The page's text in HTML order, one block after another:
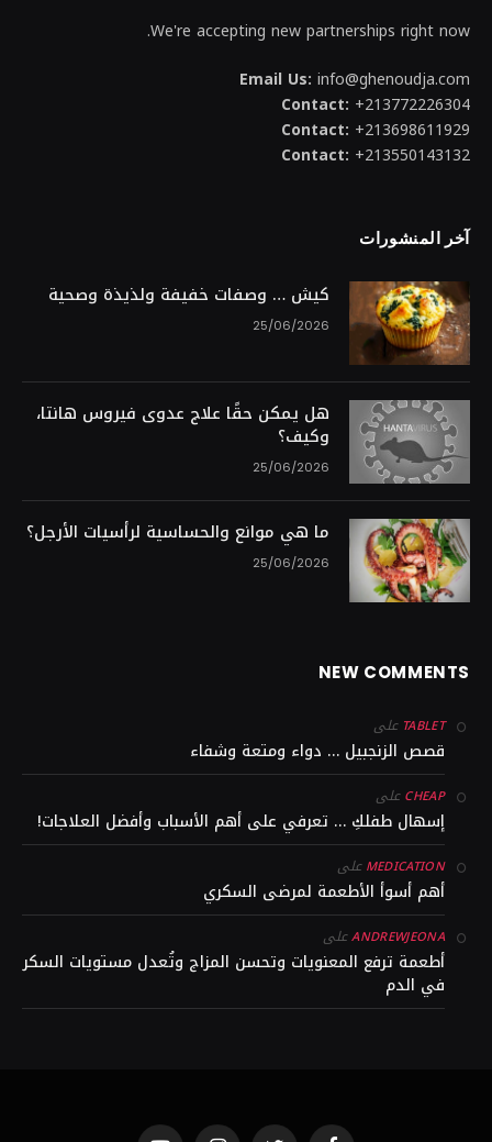
We're accepting new partnerships right now.
Email Us: info@ghenoudja.com
Contact: +213772226304
Contact: +213698611929
Contact: +213550143132
آخر المنشورات
كيش … وصفات خفيفة ولذيذة وصحية
25/06/2026
هل يمكن حقًا علاج عدوى فيروس هانتا،
وكيف؟
25/06/2026
ما هي موانع والحساسية لرأسيات الأرجل؟
25/06/2026
NEW COMMENTS
TABLET على
قصص الزنجبيل … دواء ومتعة وشفاء
CHEAPعلى
إسهال طفلكِ … تعرفي على أهم الأسباب وأفضل العلاجات!
MEDICATIONعلى
أهم أسوأ الأطعمة لمرضى السكري
ANDREWJEONAعلى
أطعمة ترفع المعنويات وتحسن المزاج وتُعدل مستويات السكر
في الدم